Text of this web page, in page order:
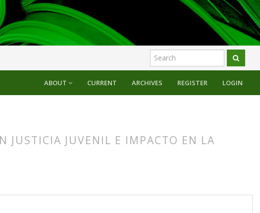
ABOUT CURRENT ARCHIVES REGISTER LOGIN
JUSTICIA JUVENIL E IMPACTO EN LA